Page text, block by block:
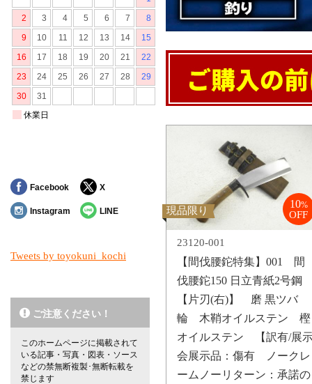
現品限り
10%
OFF
23120-001
【間伐腰鉈特集】001 間
伐腰鉈150 日立青紙2号鋼
【片刃(右)】 磨 黒ツバ
輪 木鞘オイルステン 樫
オイルステン 【訳有/展
会展示品：傷有 ノークレ
ームノーリターン：承諾の
Facebook X
Instagram LINE
Tweets by toyokuni_kochi
ご注意ください！
このホームページに掲載されて
いる記事・写真・図表・ソース
などの禁無断複製･無断転載を
禁じます